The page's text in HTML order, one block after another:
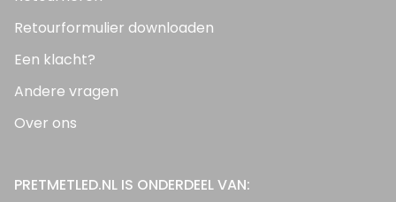
Retourformulier downloaden
Een klacht?
Andere vragen
Over ons
PRETMETLED.NL IS ONDERDEEL VAN: